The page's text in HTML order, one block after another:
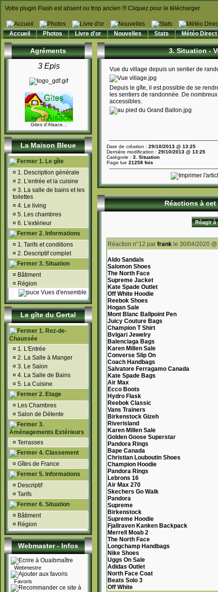
Votre plugin Flash est absent ou trop ancien !!! Cliquez pour le télécharger
Accueil Photos Livre d'or Nouvelles Stats Météo Direct
Agréments
3 Epis
Gites d'Alsace...
La Maison Bleue
1. Le gîte
¤ 1. Description générale
¤ 2. L'entrée et la cuisine
¤ 3. La salle de bains et les
toilettes
¤ 4. Le living
¤ 5. Les chambres
¤ 6. L'extérieur
2. Informations
¤ 1. Tarifs et conditions
¤ 2. Descriptif complet
3. Situation
¤ Bâtiment
¤ Région
Vues d'ensemble
Le gîte du Gertal
1. Rez-de-
Chaussée
¤ 1. L'Entrée
¤ 2. La Salle à Manger
¤ 3. Le Salon
¤ 4. La Salle de Bains
¤ 5. La Cuisine
2. Etage
¤ Les Chambres
¤ Salon de Détente
3.
Aménagements Extérieurs
¤ Terrasses
4. Classement
¤ Gîtes de France
5. Informations
¤ Descriptif
¤ Tarifs
6. Situation
¤ Bâtiment
¤ Région
Webmaster - Infos
Webmestre
Favoris
3. Situation -
Vue du village depuis un sentier de
Depuis le gîte, il est possible de se
les sentiers de randonnée. De
accessibles.
Date de création : 29/10/2013 @ 13:25
Dernière modification : 29/10/2013 @ 13:25
Catégorie : 3. Situation
Page lue 21258 fois
Réactions à cet
Réagir à
Réaction n°12 par frank le 30/04/2020
Aldo Sandals
Salomon Shoes
The North Face
Supreme Jacket
Kate Spade Outlet
Off White Hoodie
Reebok Shoes
Hogan Sale
Mont Blanc Ballpoint Pen
Juicy Couture Bags
Champion T Shirt
Bvlgari Jewelry
Balenciaga Bags
Karen Millen Sale
Converse Slip On
Coach Handbags
Salvatore Ferragamo Canada
Kate Spade Bags
Air Max
Ecco Boots
Hydro Flask
Reebok Classic
Vans Trainers
Birkenstock Gizeh
Riverisland
Karen Millen Sale
Golden Goose Superstar
Pandora Rings
Bape Canada
Christian Louboutin Shoes
Champion Hoodie
Pandora Rings
Lebrons 16
Air Max 270
Skechers Go Walk
Pandora
Supreme
Birkenstock
Supreme Hoodie
Fjallraven Kanken Backpack
Merrell Moab 2
The North Face
Longchamp Handbags
Nike Shoes
Uggs On Sale
Adidas Outlet
North Face Coat
Beats Solo 3
Off White